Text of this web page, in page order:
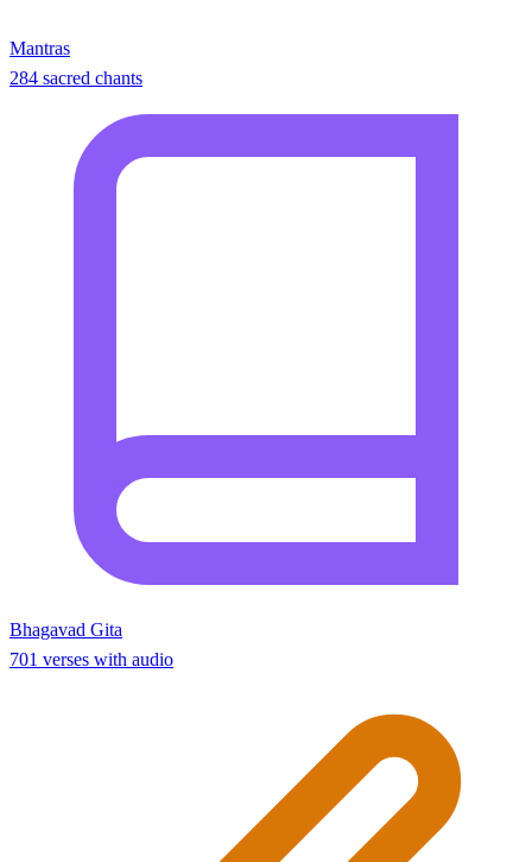
Mantras
284 sacred chants
Bhagavad Gita
701 verses with audio